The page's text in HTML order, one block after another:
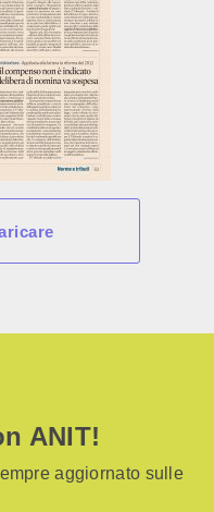
ANIT!
aggiornato sulle